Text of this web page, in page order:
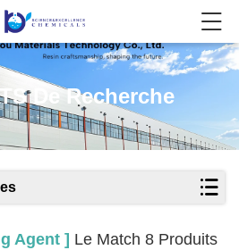
De Recherche
Agent ] Le Match 8 Produits